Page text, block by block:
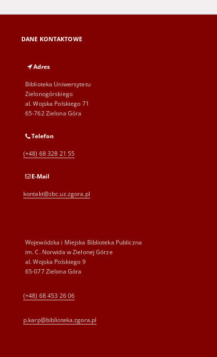
DANE KONTAKTOWE
Adres
Biblioteka Uniwersytetu
Zielonogórskiego
al. Wojska Polskiego 71
65-762 Zielona Góra
Telefon
(+48) 68 328 21 55
E-Mail
kontakt@zbc.uz.zgora.pl
Wojewódzka i Miejska Biblioteka Publiczna
im. C. Norwida w Zielonej Górze
al. Wojska Polskiego 9
65-077 Zielona Góra
(+48) 68 453 26 06
p.karp@biblioteka.zgora.pl